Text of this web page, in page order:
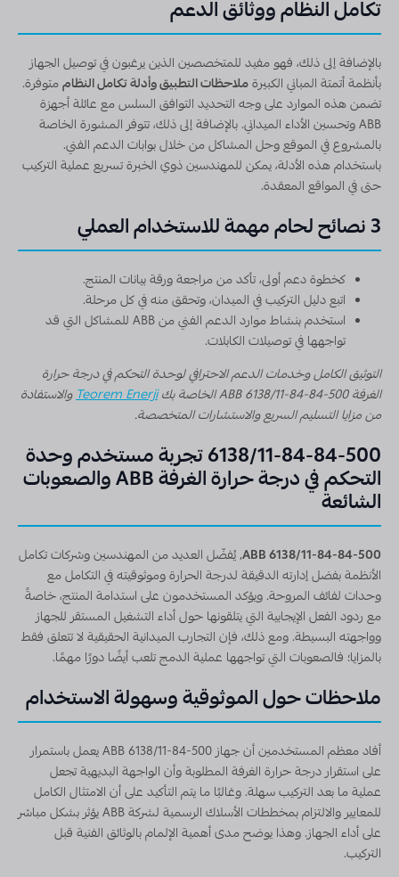
تكامل النظام ووثائق الدعم
بالإضافة إلى ذلك، فهو مفيد للمتخصصين الذين يرغبون في توصيل الجهاز
بأنظمة أتمتة المباني الكبيرةملاحظات التطبيق وأدلة تكامل النظاممتوفرة.
تضمن هذه الموارد على وجه التحديد التوافق السلس مع عائلة أجهزة
ABB وتحسين الأداء الميداني. بالإضافة إلى ذلك، تتوفر المشورة الخاصة
بالمشروع في الموقع وحل المشاكل من خلال بوابات الدعم الفني.
باستخدام هذه الأدلة، يمكن للمهندسين ذوي الخبرة تسريع عملية التركيب
حتى في المواقع المعقدة.
3 نصائح لحام مهمة للاستخدام العملي
كخطوة دعم أولى، تأكد من مراجعة ورقة بيانات المنتج.
اتبع دليل التركيب في الميدان، وتحقق منه في كل مرحلة.
استخدم بنشاط موارد الدعم الفني من ABB للمشاكل التي قد
تواجهها في توصيلات الكابلات.
التوثيق الكامل وخدمات الدعم الاحترافي لوحدة التحكم في درجة حرارة
الغرفة ABB 6138/11-84-84-500 الخاصة بك
Teorem Enerjiوالاستفادة
من مزايا التسليم السريع والاستشارات المتخصصة.
6138/11-84-84-500 تجربة مستخدم وحدة
التحكم في درجة حرارة الغرفة ABB والصعوبات
الشائعة
ABB 6138/11-84-84-500, يُفضّل العديد من المهندسين وشركات تكامل
الأنظمة بفضل إدارته الدقيقة لدرجة الحرارة وموثوقيته في التكامل مع
وحدات لفائف المروحة. ويؤكد المستخدمون على استدامة المنتج، خاصةً
مع ردود الفعل الإيجابية التي يتلقونها حول أداء التشغيل المستقر للجهاز
وواجهته البسيطة. ومع ذلك، فإن التجارب الميدانية الحقيقية لا تتعلق فقط
بالمزايا؛ فالصعوبات التي تواجهها عملية الدمج تلعب أيضًا دورًا مهمًا.
ملاحظات حول الموثوقية وسهولة الاستخدام
أفاد معظم المستخدمين أن جهاز ABB 6138/11-84-500 يعمل باستمرار
على استقرار درجة حرارة الغرفة المطلوبة وأن الواجهة البديهية تجعل
عملية ما بعد التركيب سهلة. وغالبًا ما يتم التأكيد على أن الامتثال الكامل
للمعايير والالتزام بمخططات الأسلاك الرسمية لشركة ABB يؤثر بشكل مباشر
على أداء الجهاز. وهذا يوضح مدى أهمية الإلمام بالوثائق الفنية قبل
التركيب.